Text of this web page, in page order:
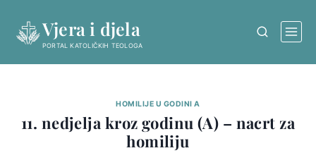
content
Vjera i djela
PORTAL KATOLIČKIH TEOLOGA
HOMILIJE U GODINI A
11. nedjelja kroz godinu (A) – nacrt za
homiliju